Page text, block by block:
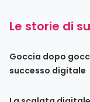
Le storie di
Goccia dopo
successo digitale